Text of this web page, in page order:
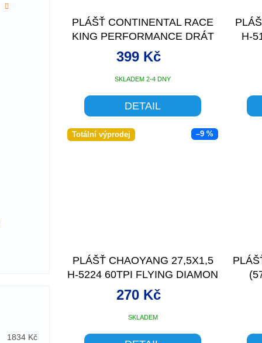
1834 Kč
PLÁŠŤ CONTINENTAL RACE
KING PERFORMANCE DRÁT
SKLADEM 2-4 DNY
399 Kč
DETAIL
H-
Totální výprodej –9 %
PLÁŠŤ CHAOYANG 27,5X1,5
H-5224 60TPI FLYING DIAMON
SKLADEM
270 Kč